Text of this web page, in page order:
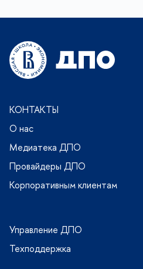
КОНТАКТЫ
О нас
Медиатека ДПО
Провайдеры ДПО
Корпоративным клиентам
Управление ДПО
Техподдержка